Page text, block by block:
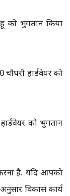
को भुगतान किया
हार्डवेयर को
को भुगतान
है. यदि आपको
विकास कार्य